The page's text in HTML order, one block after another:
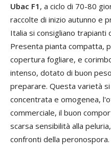
Ubac F1 , a ciclo di 70-80
raccolte di inizio autunno e
Italia si consigliano trapianti
Presenta pianta compatta,
copertura fogliare, e
intenso, dotato di buon
preparare. Questa varietà
concentrata e omogenea,
commerciale, il buon
scarsa sensibilità alla
confronti della peronospora.